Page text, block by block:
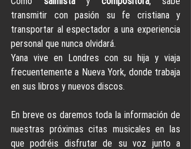
transmitir con pasión su fe cristiana y
transportar al espectador a una experiencia
personal que nunca olvidará.
Yana vive en Londres con su hija y viaja
frecuentemente a Nueva York, donde trabaja
en sus libros y nuevos discos.
En breve os daremos toda la información de
nuestras próximas citas musicales en las